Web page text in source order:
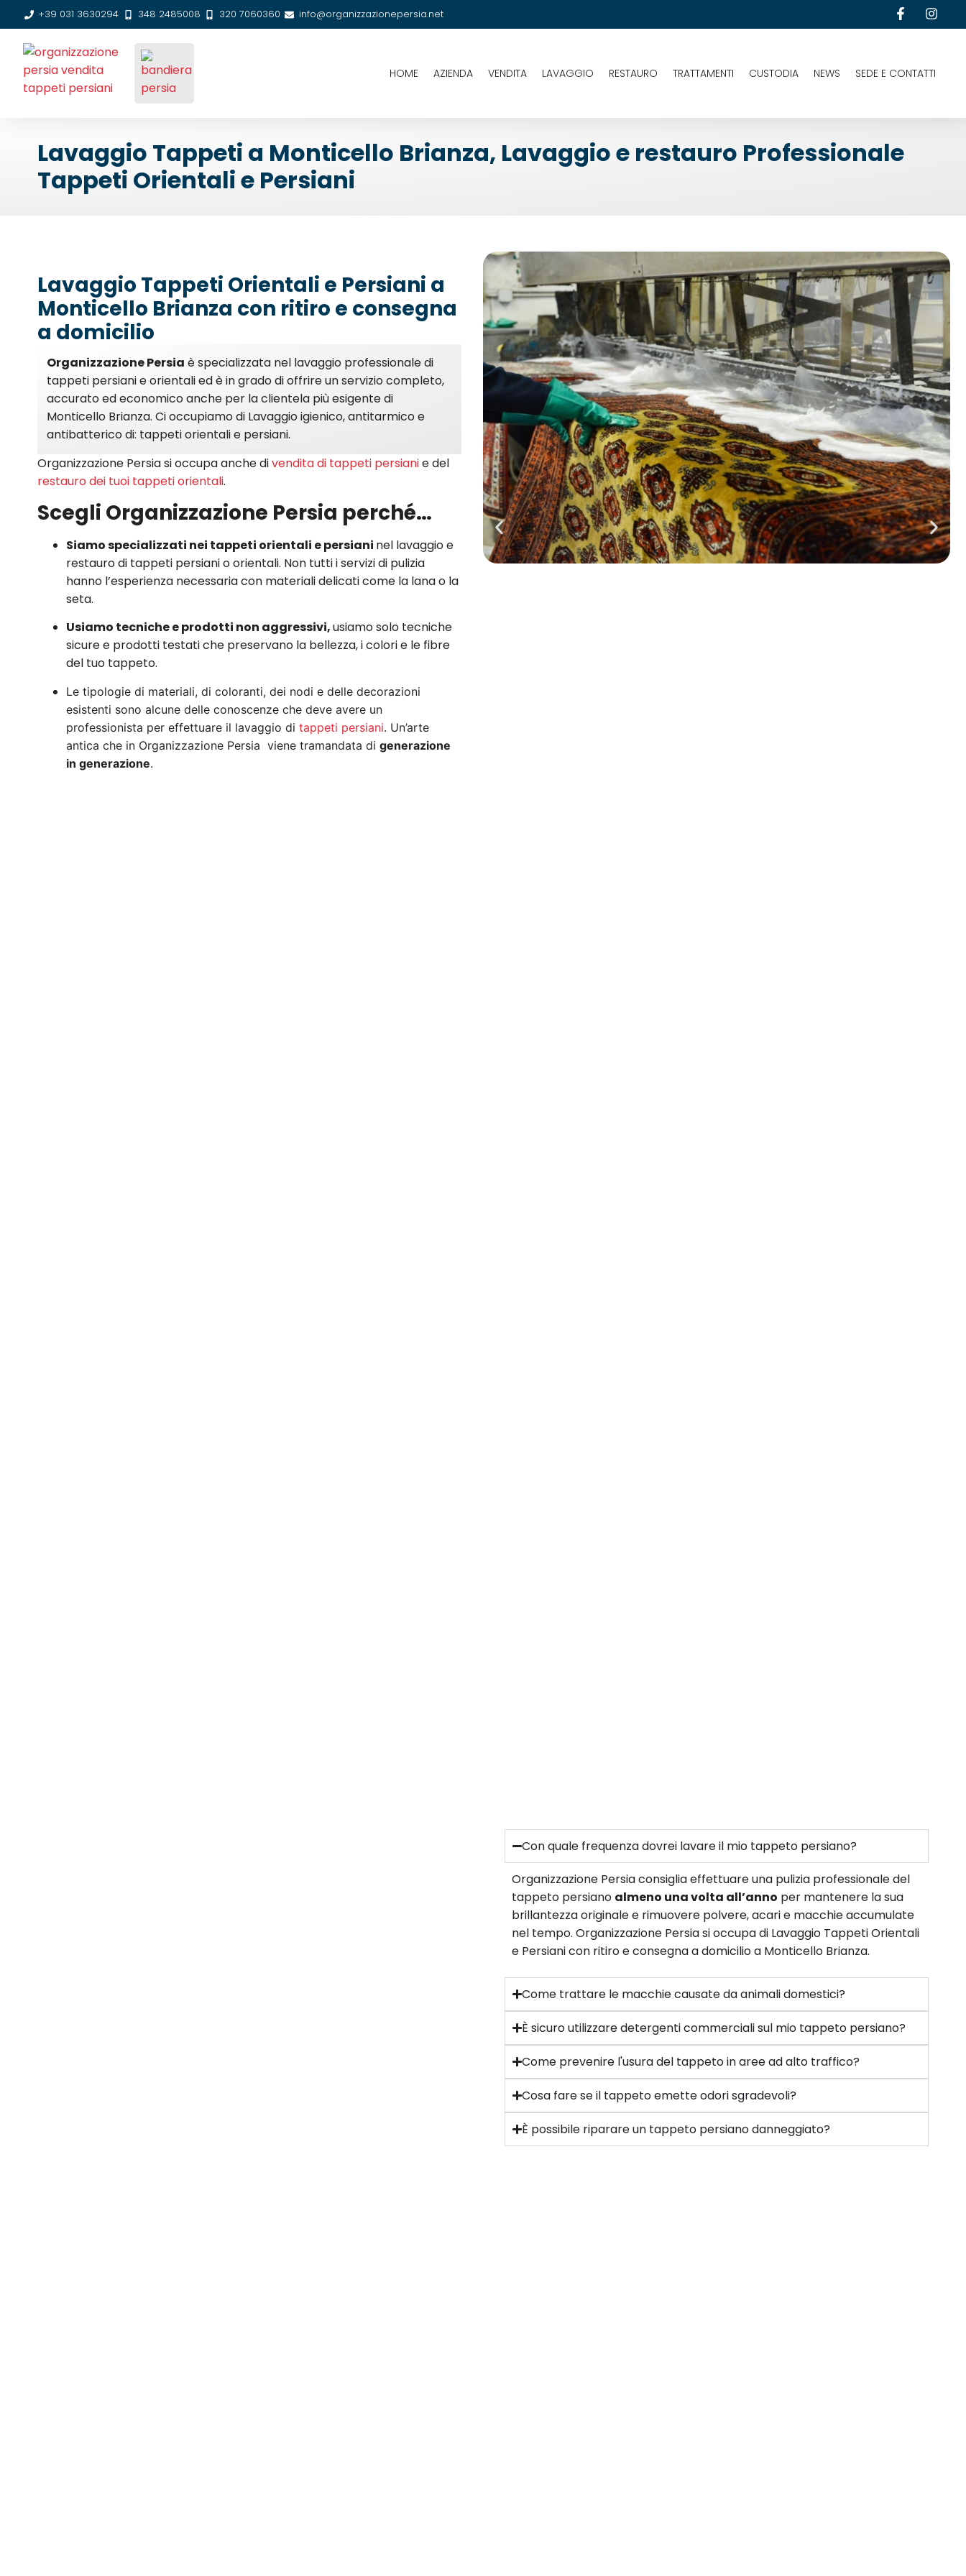
+39 031 3630294 348 2485008 320 7060360 info@organizzazionepersia.net
HOME AZIENDA VENDITA LAVAGGIO RESTAURO TRATTAMENTI CUSTODIA NEWS SEDE E CONTATTI
Lavaggio Tappeti a Monticello Brianza, Lavaggio e restauro Professionale
Tappeti Orientali e Persiani
Lavaggio Tappeti Orientali e Persiani a
Monticello Brianza con ritiro e consegna
a domicilio
Organizzazione Persia è specializzata nel lavaggio professionale di
tappeti persiani e orientali ed è in grado di offrire un servizio completo,
accurato ed economico anche per la clientela più esigente di
Monticello Brianza. Ci occupiamo di Lavaggio igienico, antitarmico e
antibatterico di: tappeti orientali e persiani.
Organizzazione Persia si occupa anche divendita di tappeti persianie del
restauro dei tuoi tappeti orientali.
Scegli Organizzazione Persia perché…
Siamo specializzati nei tappeti orientali e persiani nel lavaggio e
restauro di tappeti persiani o orientali. Non tutti i servizi di pulizia
hanno l’esperienza necessaria con materiali delicati come la lana o la
seta.
Usiamo tecniche e prodotti non aggressivi,usiamo solo tecniche
sicure e prodotti testati che preservano la bellezza, i colori e le fibre
del tuo tappeto.
Le tipologie di materiali, di coloranti, dei nodi e delle decorazioni
esistenti sono alcune delle conoscenze che deve avere un
professionista per effettuare il lavaggio di tappeti persiani. Un’arte
antica che in Organizzazione Persia viene tramandata di generazione
in generazione.
Con quale frequenza dovrei lavare il mio tappeto persiano?
Organizzazione Persia consiglia effettuare una pulizia professionale del
tappeto persiano almeno una volta all’anno per mantenere la sua
brillantezza originale e rimuovere polvere, acari e macchie accumulate
nel tempo. Organizzazione Persia si occupa di Lavaggio Tappeti Orientali
e Persiani con ritiro e consegna a domicilio a Monticello Brianza.
Come trattare le macchie causate da animali domestici?
È sicuro utilizzare detergenti commerciali sul mio tappeto persiano?
Come prevenire l'usura del tappeto in aree ad alto traffico?
Cosa fare se il tappeto emette odori sgradevoli?
È possibile riparare un tappeto persiano danneggiato?